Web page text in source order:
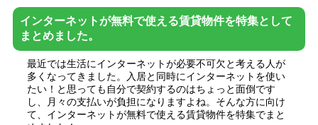
インターネットが無料で使える賃貸物件を特集として
まとめました。
最近では生活にインターネットが必要不可欠と考える人が
多くなってきました。入居と同時にインターネットを使い
たい！と思っても自分で契約するのはちょっと面倒です
し、月々の支払いが負担になりますよね。そんな方に向け
て、インターネットが無料で使える賃貸物件を特集でまと